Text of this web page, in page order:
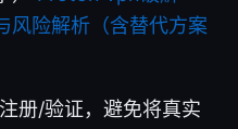
风险解析（含替代方案
册/验证，避免将真实